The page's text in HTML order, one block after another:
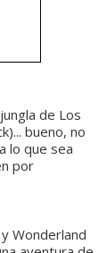
de Los
bueno, no
lo que sea
por
Wonderland